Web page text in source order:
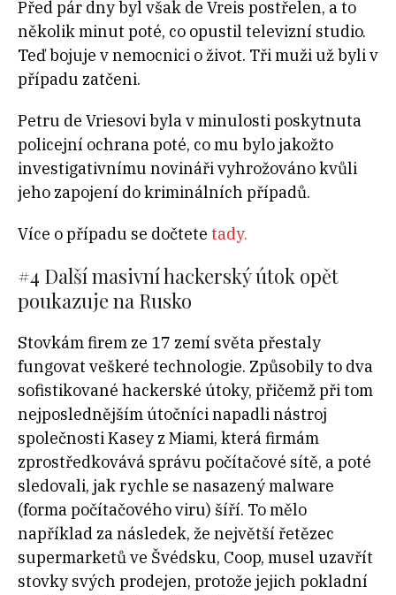
Před pár dny byl však de Vreis postřelen, a to
několik minut poté, co opustil televizní studio.
Teď bojuje v nemocnici o život. Tři muži už byli v
případu zatčeni.
Petru de Vriesovi byla v minulosti poskytnuta
policejní ochrana poté, co mu bylo jakožto
investigativnímu novináři vyhrožováno kvůli
jeho zapojení do kriminálních případů.
Více o případu se dočtete tady.
#4 Další masivní hackerský útok opět
poukazuje na Rusko
Stovkám firem ze 17 zemí světa přestaly
fungovat veškeré technologie. Způsobily to dva
sofistikované hackerské útoky, přičemž při tom
nejposlednějším útočníci napadli nástroj
společnosti Kasey z Miami, která firmám
zprostředkovává správu počítačové sítě, a poté
sledovali, jak rychle se nasazený malware
(forma počítačového viru) šíří. To mělo
například za následek, že největší řetězec
supermarketů ve Švédsku, Coop, musel uzavřít
stovky svých prodejen, protože jejich pokladní